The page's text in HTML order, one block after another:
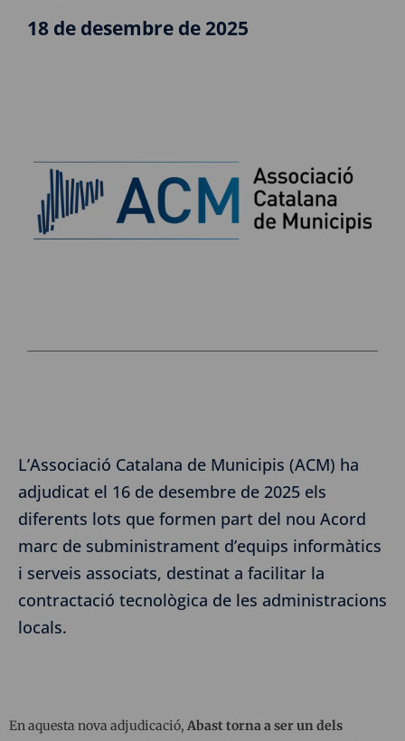
18 de desembre de 2025
L’Associació Catalana de Municipis (ACM) ha
adjudicat el 16 de desembre de 2025 els
diferents lots que formen part del nou Acord
marc de subministrament d’equips informàtics
i serveis associats, destinat a facilitar la
contractació tecnològica de les administracions
locals.
En aquesta nova adjudicació, Abast torna a ser un dels